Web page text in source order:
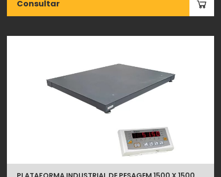
Consultar